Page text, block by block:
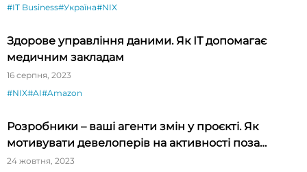
#IT Business#Україна#NIX
Здорове управління даними. Як ІТ допомагає
медичним закладам
16 серпня, 2023
#NIX#AI#Amazon
Розробники – ваші агенти змін у проєкті. Як
мотивувати девелоперів на активності поза
межами розробки
24 жовтня, 2023